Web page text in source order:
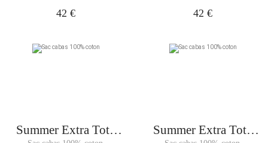
42 € 42 €
Summer Extra Tote
Summer Extra Tote